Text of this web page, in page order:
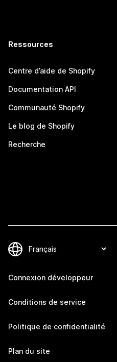
Ressources
Centre d’aide de Shopify
Documentation API
Communauté Shopify
Le blog de Shopify
Recherche
Connexion développeur
Conditions de service
Politique de confidentialité
Plan du site